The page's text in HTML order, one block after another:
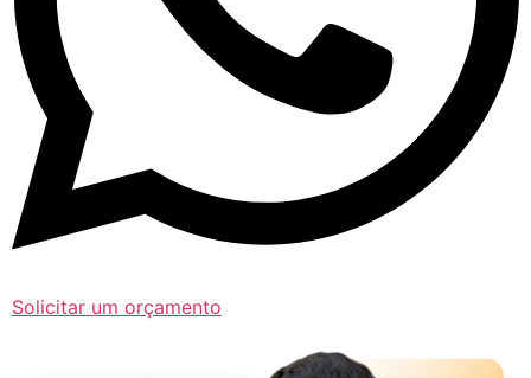
Solicitar um orçamento